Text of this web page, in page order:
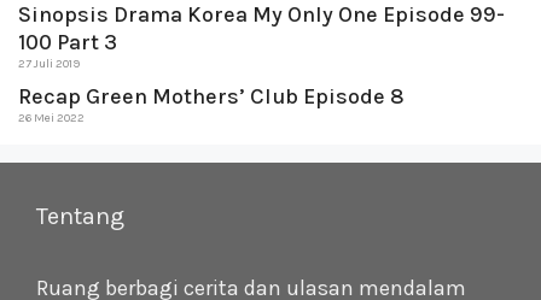
Sinopsis Drama Korea My Only One Episode 99-
100 Part 3
27 Juli 2019
Recap Green Mothers’ Club Episode 8
26 Mei 2022
Tentang
Ruang berbagi cerita dan ulasan mendalam